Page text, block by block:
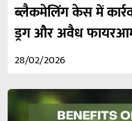
ब्लैकमेलिंग केस में
ड्रग और अवैध
28/02/2026